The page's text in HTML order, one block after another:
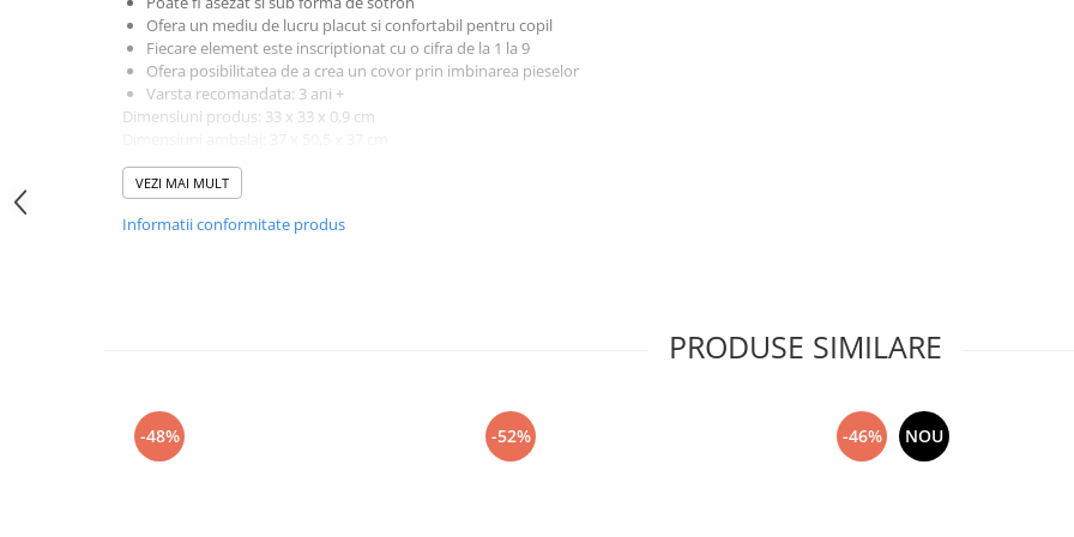
Animale salbatice
Insecte si paianjeni
Lumea preistorica
Reptile si amfibieni
Set figurine
Jucarii pentru baie
Turnuri de invatare
Ofera un mediu de lucru placut si confortabil pentru copil
Fiecare element este inscriptionat cu o cifra de la 1 la 9
Ofera posibilitatea de a crea un covor prin imbinarea pieselor
Varsta recomandata: 3 ani +
Dimensiuni produs: 33 x 33 x 0,9 cm
Lungime totala aproximata: 1 m
VEZI MAI MULT
Informatii conformitate produs
PRODUSE SIMILARE
-48% -52% -46% NOU